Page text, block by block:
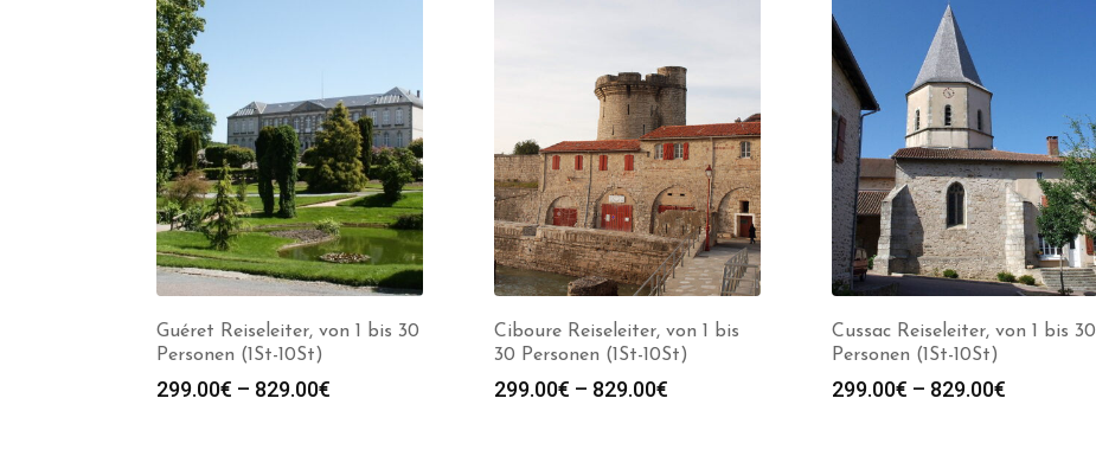
Guéret Reiseleiter, von 1 bis 30
Personen (1St-10St)
299.00€ – 829.00€
Ciboure Reiseleiter, von 1 bis
30 Personen (1St-10St)
299.00€ – 829.00€
Cussac Reiseleiter, von 1 bis 30
Personen (1St-10St)
299.00€ – 829.00€